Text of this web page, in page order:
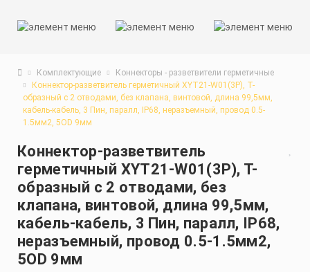
Комплектующие
Коннекторы - разветвители герметичные
Коннектор-разветвитель герметичный XYT21-W01(3P), T-
образный с 2 отводами, без клапана, винтовой, длина 99,5мм,
кабель-кабель, 3 Пин, паралл, IP68, неразъемный, провод 0.5-
1.5мм2, 5OD 9мм
Коннектор-разветвитель
герметичный XYT21-W01(3P), T-
образный с 2 отводами, без
клапана, винтовой, длина 99,5мм,
кабель-кабель, 3 Пин, паралл, IP68,
неразъемный, провод 0.5-1.5мм2,
5OD 9мм